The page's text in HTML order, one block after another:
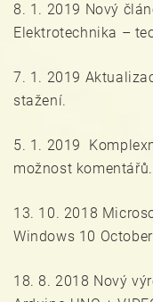
8. 1. 2019 Nový
Elektrotechnika –
7. 1. 2019
stažení.
5. 1. 2019
možnost komentářů.
13. 10. 2018
Windows 10
18. 8. 2018 Nový